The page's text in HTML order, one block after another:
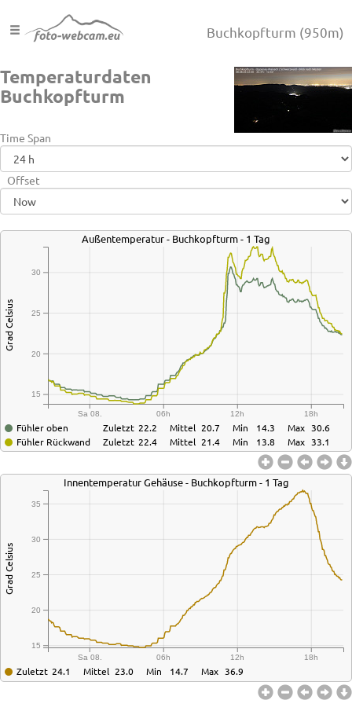
Buchkopfturm (950m)
Temperaturdaten
Buchkopfturm
Time Span
Offset
Außentemperatur - Buchkopfturm - 1 Tag
Sa 08. 06h 12h 18h
15
20
25
30
Grad Celsius
Fühler oben
Fühler Rückwand
Zuletzt
Zuletzt
22.2
22.4
Mittel
Mittel
20.7
21.4
Min
Min
14.3
13.8
Max
Max
30.6
33.1
Innentemperatur Gehäuse - Buchkopfturm - 1 Tag
Sa 08. 06h 12h 18h
15
20
25
30
35
Grad Celsius
Zuletzt 24.1 Mittel 23.0 Min 14.7 Max 36.9